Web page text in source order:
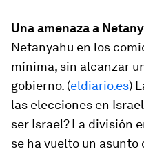
Una amenaza a
Netanyahu en los
mínima, sin alcanzar
gobierno. (eldiario.es)
las elecciones en
ser Israel? La división
se ha vuelto un asunto